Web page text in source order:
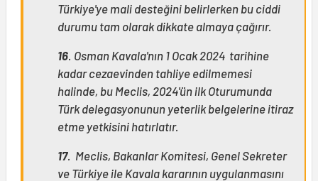
Türkiye'ye mali desteğini belirlerken bu ciddi
durumu tam olarak dikkate almaya çağırır.
16 . Osman Kavala'nın 1 Ocak 2024 tarihine
kadar cezaevinden tahliye edilmemesi
halinde, bu Meclis, 2024'ün ilk Oturumunda
Türk delegasyonunun yeterlik belgelerine itiraz
etme yetkisini hatırlatır.
17. Meclis, Bakanlar Komitesi, Genel Sekreter
ve Türkiye ile Kavala kararının uygulanmasını